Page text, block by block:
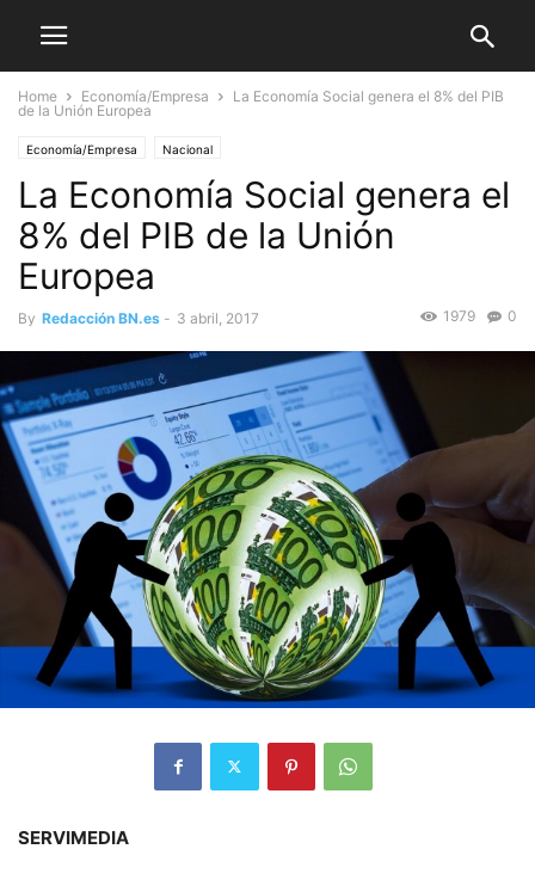
Home Economía/Empresa
La Economía Social genera el 8% del PIB
de la Unión Europea
Economía/Empresa Nacional
La Economía Social genera el
8% del PIB de la Unión
Europea
By Redacción BN.es - 3 abril, 2017 0
1979
SERVIMEDIA